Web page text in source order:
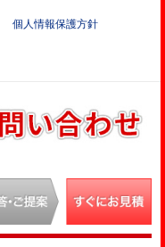
個人情報保護方針